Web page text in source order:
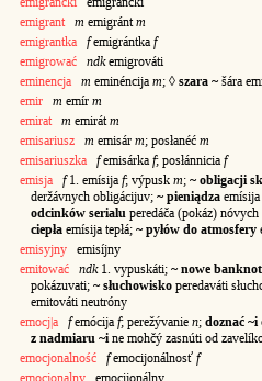
emigrant
m emigránt m
emigrantka
femigrántka f
emigrować
ndkemigrováti
eminencja
m eminéncija m; ◊ szara ~ šára
emir
m emír m
emirat
m emirát m
emisariusz
m emisár m; posłanéć m
emisariuszka
femisárka f; posłánnicia f
emisja
f1. emísija f; výpusk m; ~ obligacji
deržávnych obligácijuv; ~ pieniądza
odcinków serialu peredáča (pokáz)
ciepła emísija tepłá; ~ pyłów do atmosfery
emisyjny emisíjny
emitować
ndk1. vypuskáti; ~ nowe
pokázuvati; ~ słuchowisko peredaváti
emitováti neutróny
emocj|a
femócija f; perežývanie n; doznać ~i
z nadmiaru ~i ne mohčý zasnúti od
emocjonalność
femocijonálnosť f
emocjonalny emocijonálny